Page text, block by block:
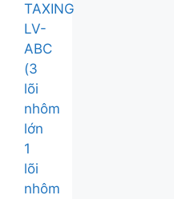
TAXING
LV-
ABC
(3
lõi
nhôm
lớn
1
lõi
nhôm